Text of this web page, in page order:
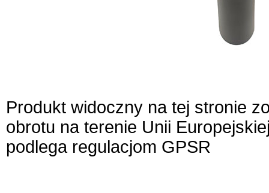
Produkt widoczny na tej stronie
obrotu na terenie Unii
podlega regulacjom GPSR